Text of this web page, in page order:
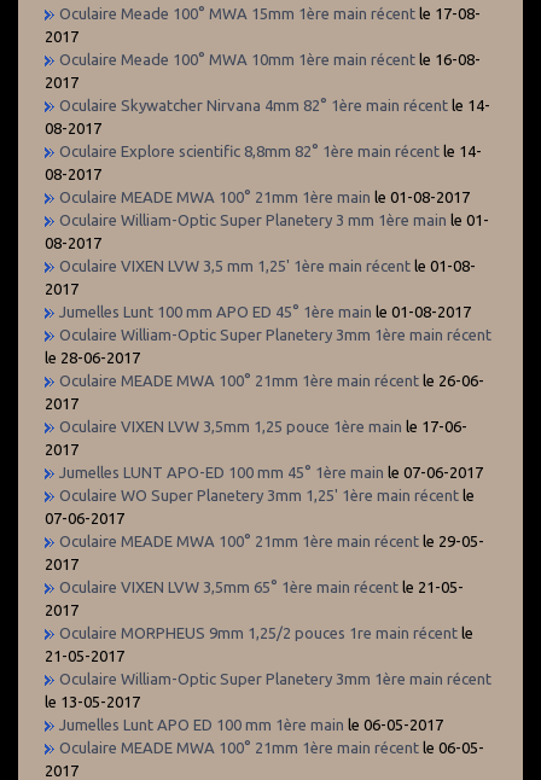
Oculaire Meade 100° MWA 15mm 1ère main récent le 17-08-
2017
Oculaire Meade 100° MWA 10mm 1ère main récent le 16-08-
2017
Oculaire Skywatcher Nirvana 4mm 82° 1ère main récent le 14-
08-2017
Oculaire Explore scientific 8,8mm 82° 1ère main récent le 14-
08-2017
Oculaire MEADE MWA 100° 21mm 1ère main le 01-08-2017
Oculaire William-Optic Super Planetery 3 mm 1ère main le 01-
08-2017
Oculaire VIXEN LVW 3,5 mm 1,25' 1ère main récent le 01-08-
2017
Jumelles Lunt 100 mm APO ED 45° 1ère main le 01-08-2017
Oculaire William-Optic Super Planetery 3mm 1ère main récent
le 28-06-2017
Oculaire MEADE MWA 100° 21mm 1ère main récent le 26-06-
2017
Oculaire VIXEN LVW 3,5mm 1,25 pouce 1ère main le 17-06-
2017
Jumelles LUNT APO-ED 100 mm 45° 1ère main le 07-06-2017
Oculaire WO Super Planetery 3mm 1,25' 1ère main récent le
07-06-2017
Oculaire MEADE MWA 100° 21mm 1ère main récent le 29-05-
2017
Oculaire VIXEN LVW 3,5mm 65° 1ère main récent le 21-05-
2017
Oculaire MORPHEUS 9mm 1,25/2 pouces 1re main récent le
21-05-2017
Oculaire William-Optic Super Planetery 3mm 1ère main récent
le 13-05-2017
Jumelles Lunt APO ED 100 mm 1ère main le 06-05-2017
Oculaire MEADE MWA 100° 21mm 1ère main récent le 06-05-
2017